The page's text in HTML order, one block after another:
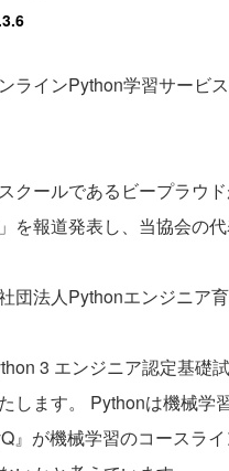
ンラインPython学習サービ
クールであるビープラウ
を報道発表し、当協会の
団法人Pythonエンジニ
3 エンジニア認定基
します。 Pythonは機械学
』が機械学習のコースラ